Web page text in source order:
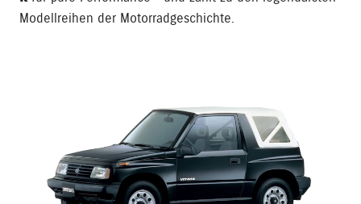
Modellreihen der Motorradgeschichte.